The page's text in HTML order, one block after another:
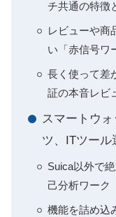
チ共通の特徴
レビューや商
い「赤信号ワ
長く使って差
証の本音レビ
スマートウ
ツ、ITツー
Suica以外で
己分析ワーク
機能を詰め込